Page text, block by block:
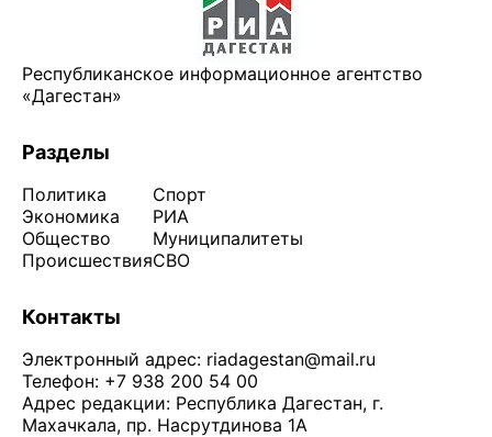
Республиканское информационное агентство
«Дагестан»
Разделы
Политика
Экономика
Общество
Происшествия
Спорт
РИА
Муниципалитеты
СВО
Контакты
Электронный адрес: riadagestan@mail.ru
Телефон: +7 938 200 54 00
Адрес редакции: Республика Дагестан, г.
Махачкала, пр. Насрутдинова 1А